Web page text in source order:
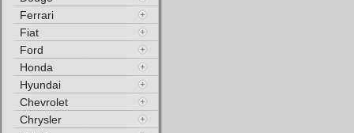
Ferrari
Fiat
Ford
Honda
Hyundai
Chevrolet
Chrysler